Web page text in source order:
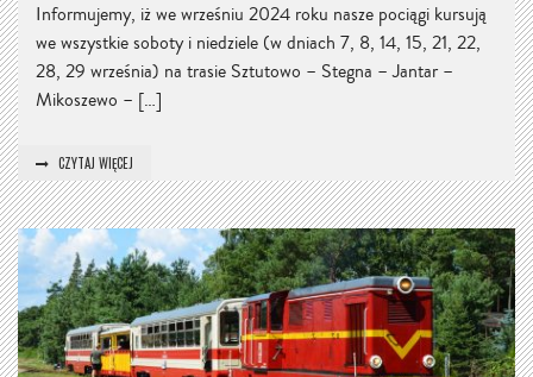
Informujemy, iż we wrześniu 2024 roku nasze pociągi kursują
we wszystkie soboty i niedziele (w dniach 7, 8, 14, 15, 21, 22,
28, 29 września) na trasie Sztutowo – Stegna – Jantar –
Mikoszewo – […]
CZYTAJ WIĘCEJ